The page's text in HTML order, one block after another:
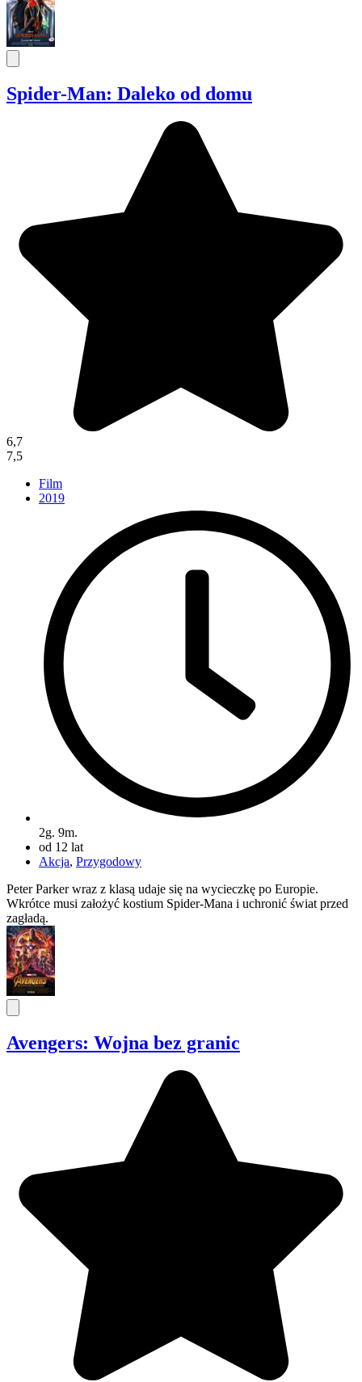
Spider-Man: Daleko od domu
6,7
7,5
Film
2019
2g. 9m.
od 12 lat
Akcja, Przygodowy
Peter Parker wraz z klasą udaje się na wycieczkę po Europie.
Wkrótce musi założyć kostium Spider-Mana i uchronić świat przed
zagładą.
Avengers: Wojna bez granic